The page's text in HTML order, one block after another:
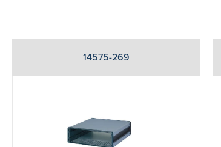
14575-269